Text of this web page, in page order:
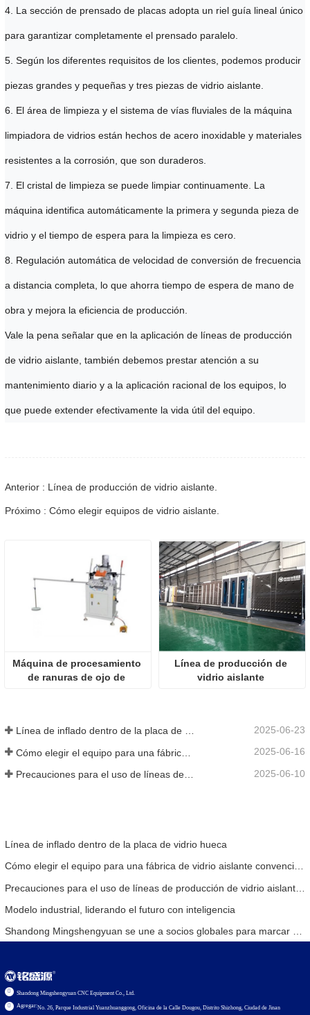
4. La sección de prensado de placas adopta un riel guía lineal único
para garantizar completamente el prensado paralelo.
5. Según los diferentes requisitos de los clientes, podemos producir
piezas grandes y pequeñas y tres piezas de vidrio aislante.
6. El área de limpieza y el sistema de vías fluviales de la máquina
limpiadora de vidrios están hechos de acero inoxidable y materiales
resistentes a la corrosión, que son duraderos.
7. El cristal de limpieza se puede limpiar continuamente. La
máquina identifica automáticamente la primera y segunda pieza de
vidrio y el tiempo de espera para la limpieza es cero.
8. Regulación automática de velocidad de conversión de frecuencia
a distancia completa, lo que ahorra tiempo de espera de mano de
obra y mejora la eficiencia de producción.
Vale la pena señalar que en la aplicación de líneas de producción
de vidrio aislante, también debemos prestar atención a su
mantenimiento diario y a la aplicación racional de los equipos, lo
que puede extender efectivamente la vida útil del equipo.
Anterior : Línea de producción de vidrio aislante.
Próximo : Cómo elegir equipos de vidrio aislante.
Máquina de procesamiento
de ranuras de ojo de
Línea de producción de
vidrio aislante
Línea de inflado dentro de la placa de vidrio hueca 2025-06-23
2025-06-16
2025-06-10
Línea de inflado dentro de la placa de vidrio hueca
Cómo elegir el equipo para una fábrica de vidrio aislante convencional
Modelo industrial, liderando el futuro con inteligencia
Shandong Mingshengyuan se une a socios globales para marcar el comienzo de una nueva era en equipos de vidrio aislante.
Shandong Mingshengyuan CNC Equipment Co., Ltd.
Agregar:No. 26, Parque Industrial Yuanzhuanggong, Oficina de la Calle Dougou, Distrito Shizhong, Ciudad de Jinan